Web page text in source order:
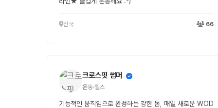
전국 66
크로스핏 썸머
운동·헬스
기능적인 움직임으로 완성하는 강한 몸, 매일 새로운 WOD